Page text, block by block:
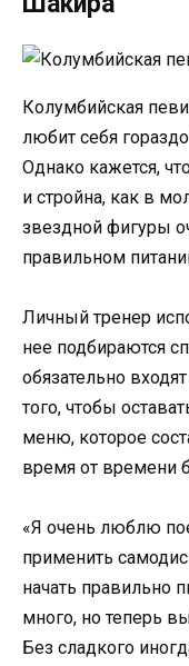
Колумбийская
любит себя
Однако кажется,
и стройна, как в
звездной фигуры
правильном
Личный тренер
нее подбираются
обязательно
того, чтобы
меню, которое
время от времени
«Я очень люблю
применить
начать правильно
много, но теперь
Без сладкого